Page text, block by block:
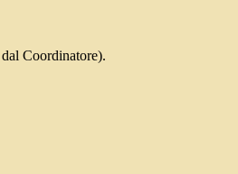
Coordinatore).